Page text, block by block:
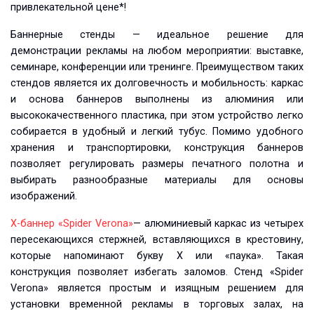
привлекательной цене*!
Баннерные стенды — идеальное решение для
демонстрации рекламы на любом мероприятии: выставке,
семинаре, конференции или тренинге. Преимуществом таких
стендов является их долговечность и мобильность: каркас
и основа баннеров выполнены из алюминия или
высококачественного пластика, при этом устройство легко
собирается в удобный и легкий тубус. Помимо удобного
хранения и транспортировки, конструкция баннеров
позволяет регулировать размеры печатного полотна и
выбирать разнообразные материалы для основы
изображений.
Х-баннер «Spider Verona»— алюминиевый каркас из четырех
пересекающихся стержней, вставляющихся в крестовину,
которые напоминают букву X или «паука». Такая
конструкция позволяет избегать заломов. Стенд «Spider
Verona» является простым и изящным решением для
установки временной рекламы в торговых залах, на